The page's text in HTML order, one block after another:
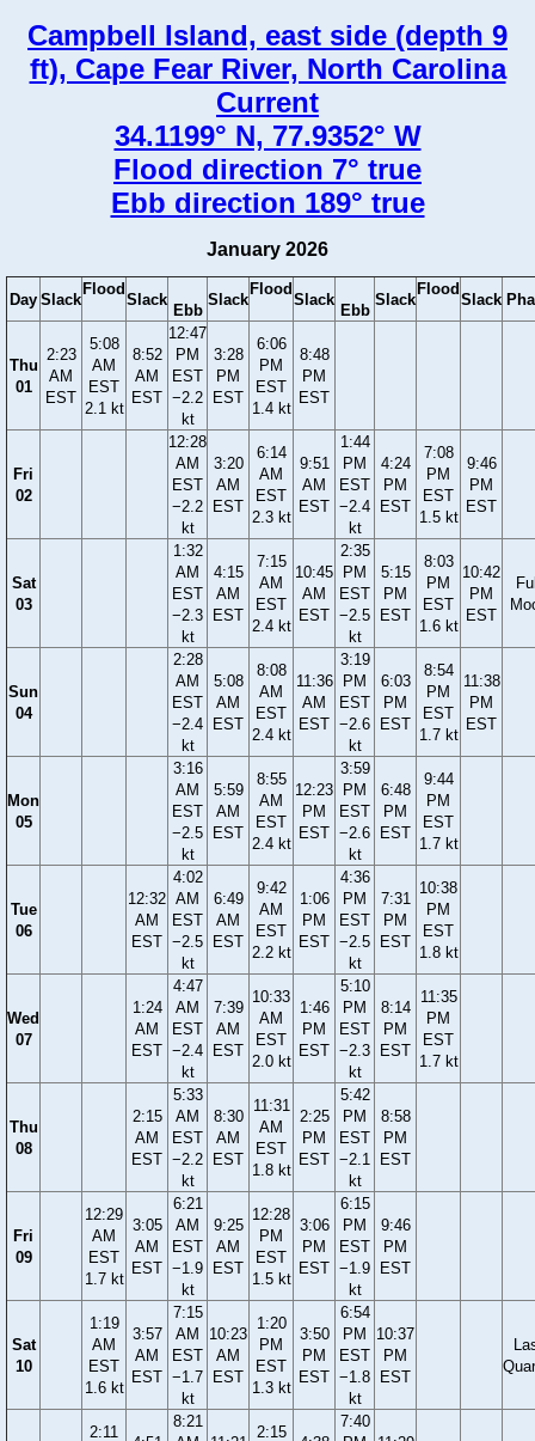
Campbell Island, east side (depth 9
ft), Cape Fear River, North Carolina
Current
34.1199° N, 77.9352° W
Flood direction 7° true
Ebb direction 189° true
January 2026
Day Slack
Flood
Slack
Ebb
Slack
Flood
Slack
Ebb
Slack
Flood
Slack
Thu
01
2:23
AM
EST
5:08
AM
EST
2.1 kt
8:52
AM
EST
12:47
PM
EST
−2.2
kt
3:28
PM
EST
6:06
PM
EST
1.4 kt
8:48
PM
EST
Fri
02
12:28
AM
EST
−2.2
kt
3:20
AM
EST
6:14
AM
EST
2.3 kt
9:51
AM
EST
1:44
PM
EST
−2.4
kt
4:24
PM
EST
7:08
PM
EST
1.5 kt
9:46
PM
EST
Sat
03
1:32
AM
EST
−2.3
kt
4:15
AM
EST
7:15
AM
EST
2.4 kt
10:45
AM
EST
2:35
PM
EST
−2.5
kt
5:15
PM
EST
8:03
PM
EST
1.6 kt
10:42
PM
EST
Sun
04
2:28
AM
EST
−2.4
kt
5:08
AM
EST
8:08
AM
EST
2.4 kt
11:36
AM
EST
3:19
PM
EST
−2.6
kt
6:03
PM
EST
8:54
PM
EST
1.7 kt
11:38
PM
EST
Mon
05
3:16
AM
EST
−2.5
kt
5:59
AM
EST
8:55
AM
EST
2.4 kt
12:23
PM
EST
3:59
PM
EST
−2.6
kt
6:48
PM
EST
9:44
PM
EST
1.7 kt
Tue
06
12:32
AM
EST
4:02
AM
EST
−2.5
kt
6:49
AM
EST
9:42
AM
EST
2.2 kt
1:06
PM
EST
4:36
PM
EST
−2.5
kt
7:31
PM
EST
10:38
PM
EST
1.8 kt
Wed
07
1:24
AM
EST
4:47
AM
EST
−2.4
kt
7:39
AM
EST
10:33
AM
EST
2.0 kt
1:46
PM
EST
5:10
PM
EST
−2.3
kt
8:14
PM
EST
11:35
PM
EST
1.7 kt
Thu
08
2:15
AM
EST
5:33
AM
EST
−2.2
kt
8:30
AM
EST
11:31
AM
EST
1.8 kt
2:25
PM
EST
5:42
PM
EST
−2.1
kt
8:58
PM
EST
Fri
09
12:29
AM
EST
1.7 kt
3:05
AM
EST
6:21
AM
EST
−1.9
kt
9:25
AM
EST
12:28
PM
EST
1.5 kt
3:06
PM
EST
6:15
PM
EST
−1.9
kt
9:46
PM
EST
Sat
10
1:19
AM
EST
1.6 kt
3:57
AM
EST
7:15
AM
EST
−1.7
kt
10:23
AM
EST
1:20
PM
EST
1.3 kt
3:50
PM
EST
6:54
PM
EST
−1.8
kt
10:37
PM
EST
2:11
8:21
2:15
7:40